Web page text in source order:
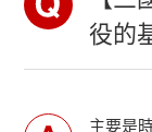
役的
主要是